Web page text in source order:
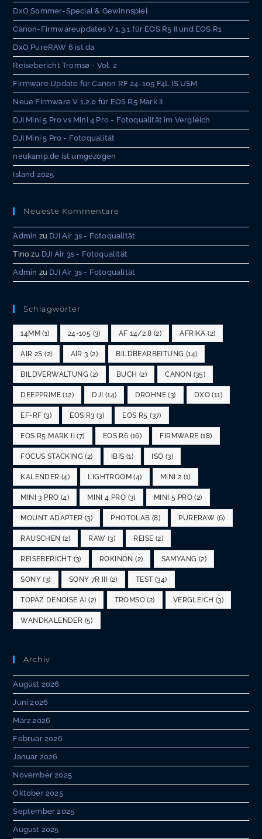
DxO Sommer-Special & Gewinnspiel
Canon-Firmwareupdates V 1.3.1 für EOS R5 II und EOS R1
DxO PureRAW 6 ist da
Reisebericht Tromsø - Vol. 2
Firmware Update für Canon RF 24-105 F4L IS USM
Neue Firmware V 1.2.0 für EOS R5 Mark II
DJI Mini 5 Pro vs Mini 4 Pro - Fotoqualität im Vergleich
DJI Mini 5 Pro - Fotoqualität
neukamp.de ist umgezogen
Island 2025
Neueste Kommentare
Admin zu DJI Air 3s - Fotoqualität
Tino zu DJI Air 3s - Fotoqualität
Admin zu DJI Air 3s - Fotoqualität
Schlagwörter
14MM (1) 24-105 (3) AF 14/2.8 (2) AFRIKA (2)
AIR 2S (2) AIR 3 (2) BILDBEARBEITUNG (14)
BILDVERWALTUNG (2) BUCH (2) CANON (35)
DEEPPRIME (12) DJI (14) DROHNE (3) DXO (11)
EF-RF (3) EOS R3 (3) EOS R5 (37)
EOS R5 MARK II (7) EOS R6 (16) FIRMWARE (18)
FOCUS STACKING (2) IBIS (1) ISO (3)
KALENDER (4) LIGHTROOM (4) MINI 2 (1)
MINI 3 PRO (4) MINI 4 PRO (3) MINI 5 PRO (2)
MOUNT ADAPTER (3) PHOTOLAB (8) PURERAW (6)
RAUSCHEN (2) RAW (3) REISE (2)
REISEBERICHT(3) ROKINON (2) SAMYANG (2)
SONY (3) SONY 7R III (2) TEST(34)
TOPAZ DENOISE AI (2) TROMSO (2) VERGLEICH (3)
WANDKALENDER (5)
Archiv
August 2026
Juni 2026
März 2026
Februar 2026
Januar 2026
November 2025
Oktober 2025
September 2025
August 2025